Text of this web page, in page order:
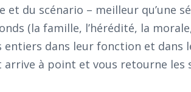
du scénario – meilleur qu’une
(la famille, l’hérédité, la
entiers dans leur fonction et dans
à point et vous retourne les